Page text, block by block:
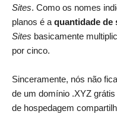
Sites. Como os nomes
planos é a quantidade de
Sites basicamente
por cinco.
Sinceramente, nós não
de um domínio .XYZ
de hospedagem